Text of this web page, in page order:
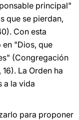
principal"
que se pierdan,
Con esta
"Dios, que
(Congregación
, 16). La Orden ha
a la vida
para proponer